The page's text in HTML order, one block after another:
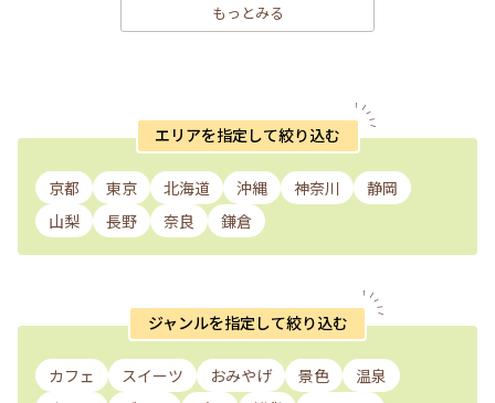
もっとみる
エリアを指定して絞り込む
京都 東京 北海道 沖縄 神奈川
静岡
山梨
長野 奈良 鎌倉
ジャンルを指定して絞り込む
カフェ スイーツ おみやげ 景色
温泉